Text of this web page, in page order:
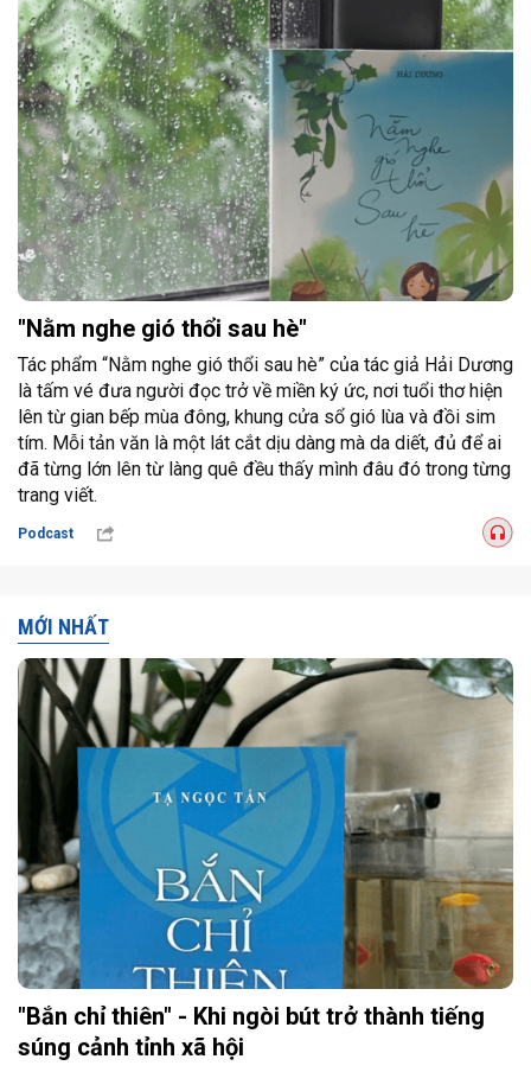
"Nằm nghe gió thổi sau hè"
Tác phẩm “Nằm nghe gió thổi sau hè” của tác giả Hải Dương
là tấm vé đưa người đọc trở về miền ký ức, nơi tuổi thơ hiện
lên từ gian bếp mùa đông, khung cửa sổ gió lùa và đồi sim
tím. Mỗi tản văn là một lát cắt dịu dàng mà da diết, đủ để ai
đã từng lớn lên từ làng quê đều thấy mình đâu đó trong từng
trang viết.
Podcast
MỚI NHẤT
"Bắn chỉ thiên" - Khi ngòi bút trở thành tiếng
súng cảnh tỉnh xã hội